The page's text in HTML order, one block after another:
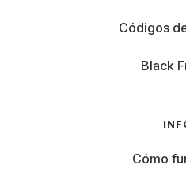
Códigos
Black
Cómo